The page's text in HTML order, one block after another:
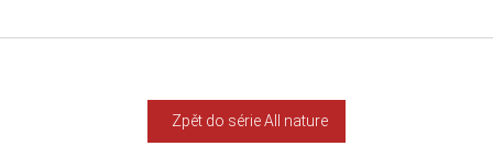
Zpět do série All nature